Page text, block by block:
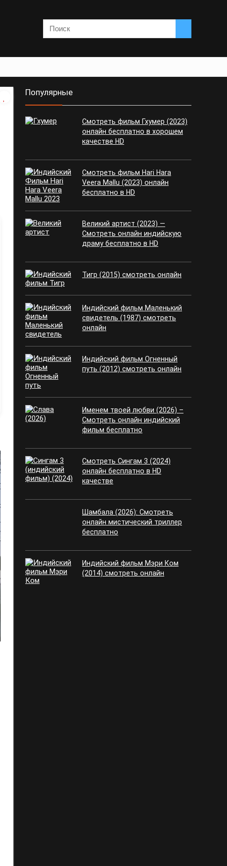
Популярные
Смотреть фильм Гхумер (2023)
онлайн бесплатно в хорошем
качестве HD
Смотреть фильм Hari Hara
Veera Mallu (2023) онлайн
бесплатно в HD
Великий артист (2023) —
Смотреть онлайн индийскую
драму бесплатно в HD
Тигр (2015) смотреть онлайн
Индийский фильм Маленький
свидетель (1987) смотреть
онлайн
Индийский фильм Огненный
путь (2012) смотреть онлайн
Именем твоей любви (2026) –
Смотреть онлайн индийский
фильм бесплатно
Смотреть Сингам 3 (2024)
онлайн бесплатно в HD
качестве
Шамбала (2026): Смотреть
онлайн мистический триллер
бесплатно
Индийский фильм Мэри Ком
(2014) смотреть онлайн